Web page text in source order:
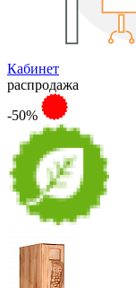
Кабинет
распродажа
-50%